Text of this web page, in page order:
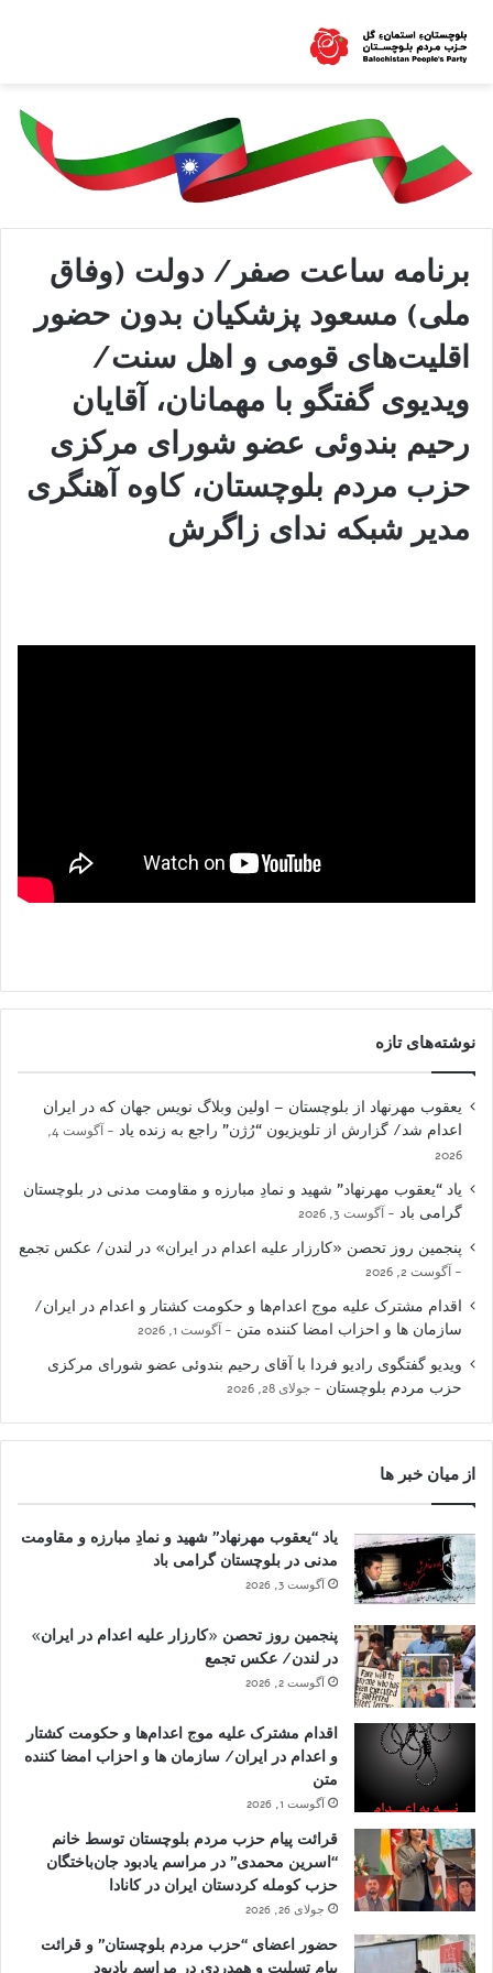
برنامه ساعت صفر/ دولت (وفاق
ملی) مسعود پزشکیان بدون حضور
اقلیت‌های قومی و اهل سنت/
ویدیوی گفتگو با مهمانان، آقایان
رحیم بندوئی عضو شورای مرکزی
حزب مردم بلوچستان، کاوه آهنگری
مدیر شبکه ندای زاگرش
نوشته‌های تازه
یعقوب مهرنهاد از بلوچستان – اولین وبلاگ نویس جهان که در ایران
اعدام شد/ گزارش از تلویزیون “رُژن” راجع به زنده یاد
آگوست 4,
2026
یاد “یعقوب مهرنهاد” شهید و نمادِ مبارزه و مقاومت مدنی در بلوچستان
گرامی باد
آگوست 3, 2026
پنجمین روز تحصن «کارزار علیه اعدام در ایران» در لندن/ عکس تجمع
آگوست 2, 2026
اقدام مشترک علیه موج اعدام‌ها و حکومت کشتار و اعدام در ایران/
سازمان ها و احزاب امضا کننده متن
آگوست 1, 2026
ویدیو گفتگوی رادیو فردا با آقای رحیم بندوئی عضو شورای مرکزی
حزب مردم بلوچستان
جولای 28, 2026
از میان خبر ها
یاد “یعقوب مهرنهاد” شهید و نمادِ مبارزه و مقاومت
مدنی در بلوچستان گرامی باد
آگوست 3, 2026
پنجمین روز تحصن «کارزار علیه اعدام در ایران»
در لندن/ عکس تجمع
آگوست 2, 2026
اقدام مشترک علیه موج اعدام‌ها و حکومت کشتار
و اعدام در ایران/ سازمان ها و احزاب امضا کننده
متن
آگوست 1, 2026
قرائت پیام حزب مردم بلوچستان توسط خانم
“اسرین محمدی” در مراسم یادبود جان‌باختگان
حزب کومله کردستان ایران در کانادا
جولای 26, 2026
حضور اعضای “حزب مردم بلوچستان” و قرائت
پیام تسلیت و همدردی در مراسم یادبود